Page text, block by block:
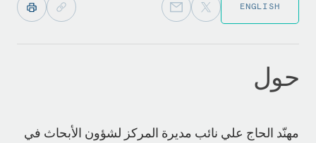
ENGLISH
حول
مهنّد الحاج علي نائب مديرة المركز لشؤون الأبحاث في